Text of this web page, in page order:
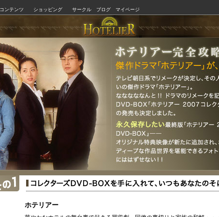
コンテンツ ショッピング サークル ブログ マイページ
ホテリアー